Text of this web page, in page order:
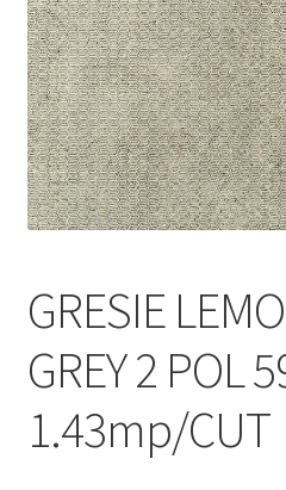
Informatii
Plata si Livrare
Politică de confidențialitate
Politica de cookie
Magazin
Plată
GRESIE
GREY 2 POL
1.43mp/CUT